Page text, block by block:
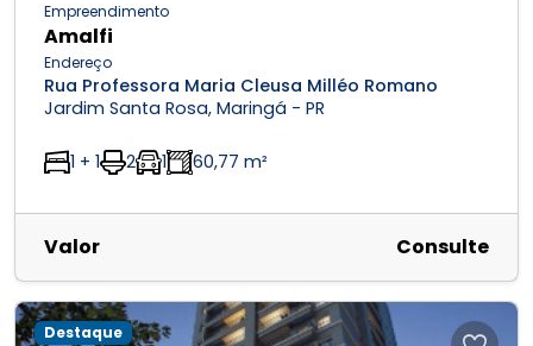
Empreendimento
Amalfi
Endereço
Rua Professora Maria Cleusa Milléo Romano
Jardim Santa Rosa, Maringá - PR
1 + 1 2 1 60,77 m²
Valor Consulte
Destaque